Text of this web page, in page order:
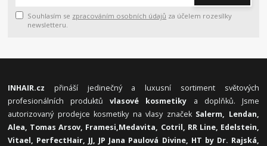
Souhlasím se zpracováním osobních údajů za účelem rozesílky
newsletteru.
INHAIR.cz přináší jedinečný a luxusní sortiment světových
profesionálních produktůvlasové kosmetiky a doplňků. Jsme
autorizovaný prodejce kosmetiky na vlasy značek Salerm, Lendan,
Alea, Tomas Arsov, Framesi,Medavita, Cotril, RR Line, Edelstein,
Vitael, PerfectHair, JJ, JP Jana Paulová Divine, HT by Dr. Rajská,